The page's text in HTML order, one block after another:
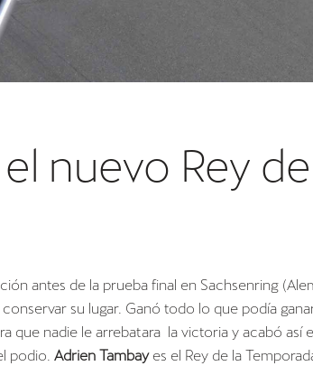
nuevo Rey
antes de la prueba final en Sachsenring
su lugar. Ganó todo lo que podía
que nadie le arrebatara la victoria y acabó así
podio. Adrien Tambayes el Rey de la